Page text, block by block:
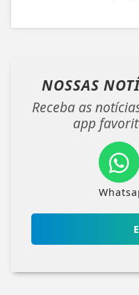
NOSSAS
Receba as
app